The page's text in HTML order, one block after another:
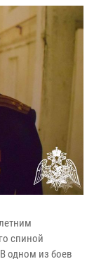
спиной
одном из боев